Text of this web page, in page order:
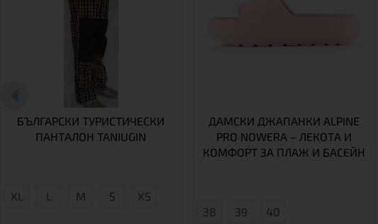
БЪЛГАРСКИ ТУРИСТИЧЕСКИ
ПАНТАЛОН TANIUGIN
XL L М S XS
ДАМСКИ ДЖАПАНКИ ALPINE
PRO NOWERA – ЛЕКОТА И
КОМФОРТ ЗА ПЛАЖ И БАСЕЙН
38 39 40